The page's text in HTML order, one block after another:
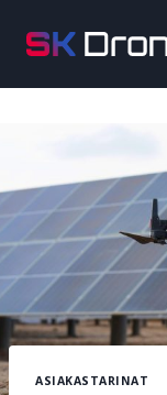
sisältöön
ASIAKASTARINAT